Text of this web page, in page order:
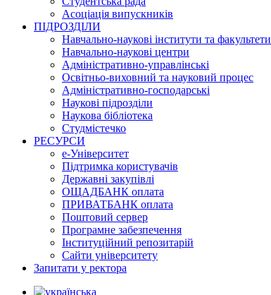
Асоціація випускників
ПІДРОЗДІЛИ
Навчально-наукові інститути та факультети
Навчально-наукові центри
Адміністративно-управлінські
Освітньо-виховний та науковий процес
Адміністративно-господарські
Наукові підрозділи
Наукова бібліотека
Студмістечко
РЕСУРСИ
е-Університет
Підтримка користувачів
Державні закупівлі
ОЩАДБАНК оплата
ПРИВАТБАНК оплата
Поштовий сервер
Програмне забезпечення
Інституційний репозитарій
Сайти університету
Запитати у ректора